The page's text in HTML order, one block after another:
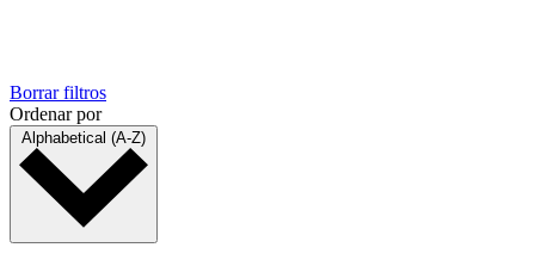
Borrar filtros
Ordenar por
Alphabetical (A-Z)